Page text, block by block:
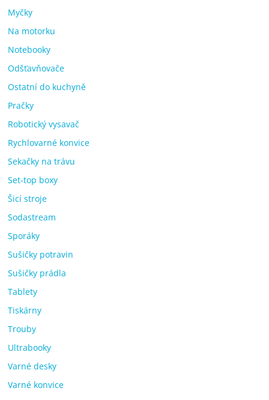
Myčky
Na motorku
Notebooky
Odšťavňovače
Ostatní do kuchyně
Pračky
Robotický vysavač
Rychlovarné konvice
Sekačky na trávu
Set-top boxy
Šicí stroje
Sodastream
Sporáky
Sušičky potravin
Sušičky prádla
Tablety
Tiskárny
Trouby
Ultrabooky
Varné desky
Varné konvice